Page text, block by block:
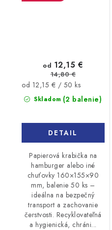
Skladom (2 balenie)
od 12,15 €
14,80 €
Jednotková
cena:
od 12,15 € / 50 ks
DETAIL
Papierová krabička na
hamburger alebo iné
chuťovky 160×155×90
mm, balenie 50 ks –
ideálna na bezpečný
transport a zachovanie
čerstvosti. Recyklovateľná
a hygienická, chráni...